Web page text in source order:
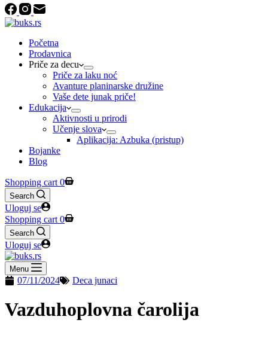
Početna
Prodavnica
Priče za decu
Priče za laku noć
Avanture planinarske družine
Vaše dete junak priče!
Edukacija
Aktivnosti u prirodi
Učenje slova
Aplikacija: Azbuka (pristup)
Bojanke
Blog
Shopping cart 0
Search
Uloguj se
Shopping cart 0
Search
Uloguj se
Menu
07/11/2024 Deca junaci
Vazduhoplovna čarolija